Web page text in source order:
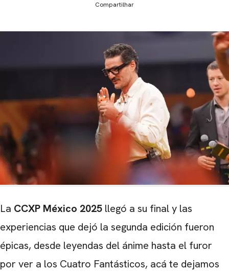
Compartilhar
La CCXP México 2025 llegó a su final y las
experiencias que dejó la segunda edición fueron
épicas, desde leyendas del ánime hasta el furor
por ver a los Cuatro Fantásticos, acá te dejamos